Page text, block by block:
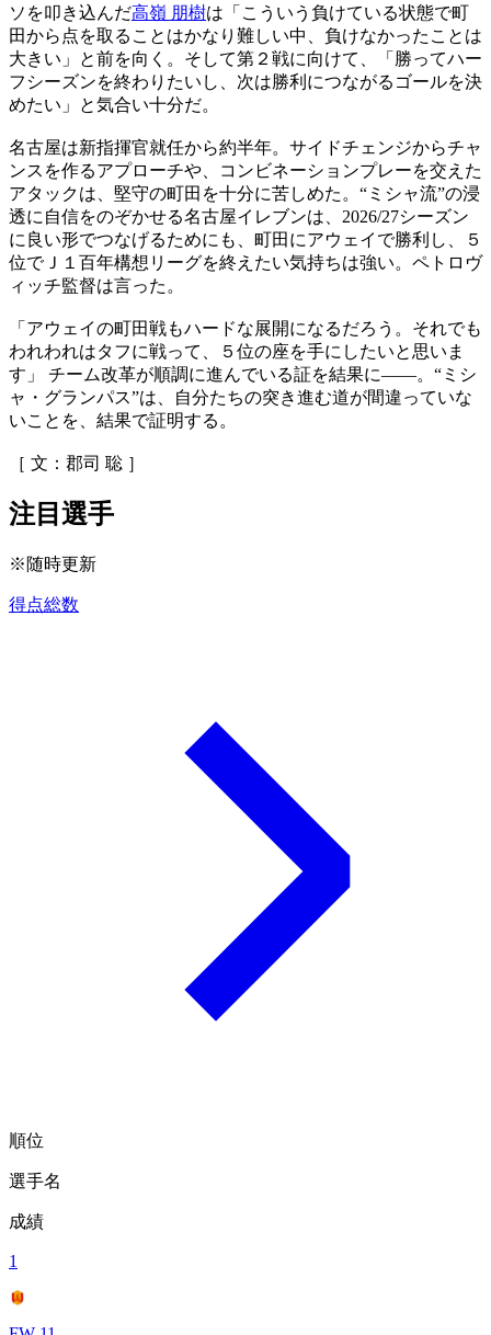
ソを叩き込んだ高嶺 朋樹は「こういう負けている状態で町
田から点を取ることはかなり難しい中、負けなかったことは
大きい」と前を向く。そして第２戦に向けて、「勝ってハー
フシーズンを終わりたいし、次は勝利につながるゴールを決
めたい」と気合い十分だ。
名古屋は新指揮官就任から約半年。サイドチェンジからチャ
ンスを作るアプローチや、コンビネーションプレーを交えた
アタックは、堅守の町田を十分に苦しめた。“ミシャ流”の浸
透に自信をのぞかせる名古屋イレブンは、2026/27シーズン
に良い形でつなげるためにも、町田にアウェイで勝利し、５
位でＪ１百年構想リーグを終えたい気持ちは強い。ペトロヴ
ィッチ監督は言った。
「アウェイの町田戦もハードな展開になるだろう。それでも
われわれはタフに戦って、５位の座を手にしたいと思いま
す」 チーム改革が順調に進んでいる証を結果に――。“ミシ
ャ・グランパス”は、自分たちの突き進む道が間違っていな
いことを、結果で証明する。
［ 文：郡司 聡 ］
注目選手
※随時更新
得点総数
順位
選手名
成績
1